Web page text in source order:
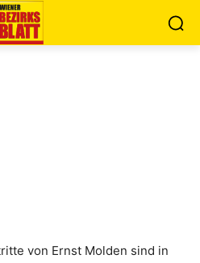
von Ernst Molden sind in